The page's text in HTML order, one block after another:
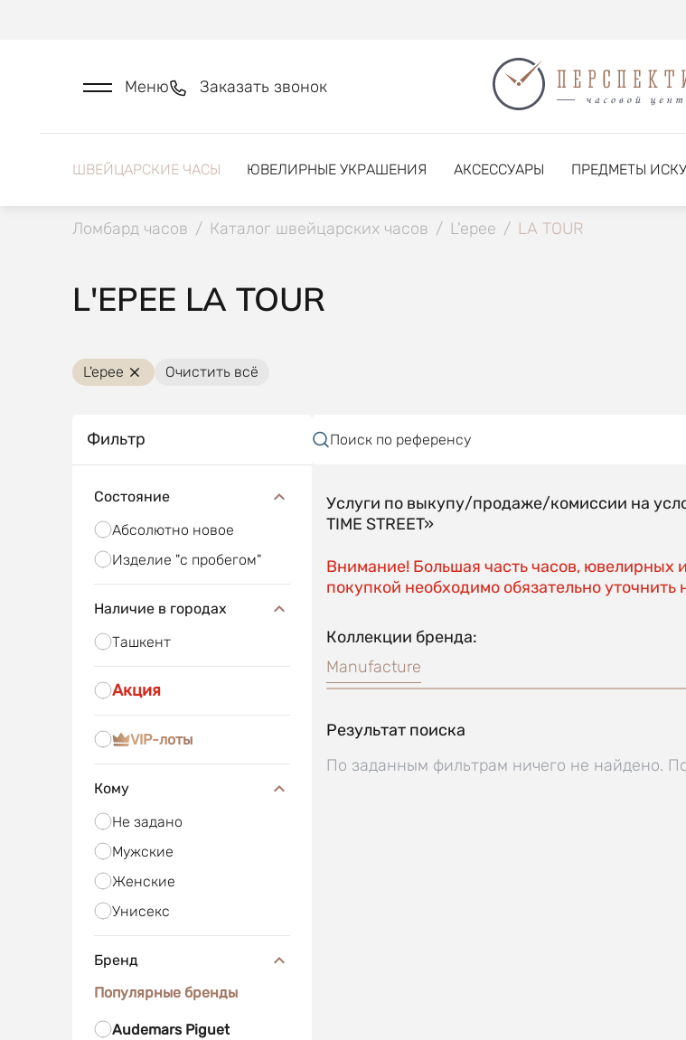
Меню Заказать звонок
ШВЕЙЦАРСКИЕ ЧАСЫ ЮВЕЛИРНЫЕ УКРАШЕНИЯ АКСЕССУАРЫ ПРЕДМЕТЫ
Ломбард часов / Каталог швейцарских часов / L'epee / LA TOUR
L'EPEE LA TOUR
L'epee Очистить всё
Фильтр
Состояние
Абсолютно новое
Изделие "с пробегом"
Наличие в городах
Ташкент
Акция
VIP-лоты
Кому
Не задано
Мужские
Женские
Унисекс
Бренд
Популярные бренды
Audemars Piguet
Поиск по референсу
Услуги по выкупу/продаже/комиссии на
TIME STREET»
Внимание! Большая часть часов, ювелирных
покупкой необходимо обязательно уточнить
Коллекции бренда:
Manufacture
Результат поиска
По заданным фильтрам ничего не найдено.